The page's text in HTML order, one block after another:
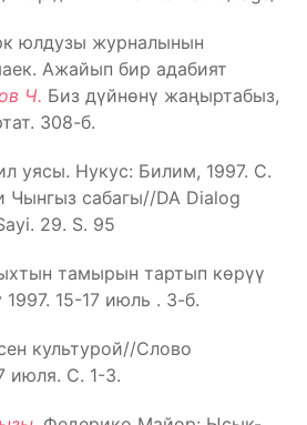
юлдузы журналынын
Ажайып бир адабият
Ч. Биз дүйнөнү жаңыртабыз,
308-б.
уясы. Нукус: Билим, 1997. С.
Чынгыз сабагы//DA Dialog
29. S. 95
тамырын тартып көрүү
15-17 июль . 3-б.
культурой//Слово
июля. С. 1-3.